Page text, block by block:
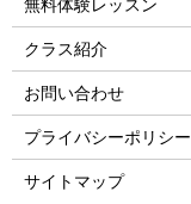
無料体験レッスン
クラス紹介
お問い合わせ
プライバシーポリシー
サイトマップ